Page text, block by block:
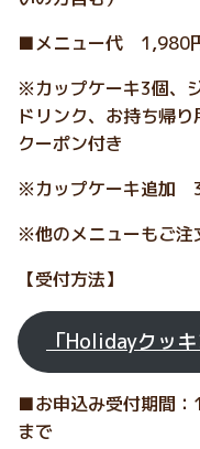
■メニュー代 1,980
※カップケーキ3個、
ドリンク、お持ち帰
クーポン付き
※カップケーキ追加
※他のメニューもご注
【受付方法】
「Holidayクッ
■お申込み受付期間
まで